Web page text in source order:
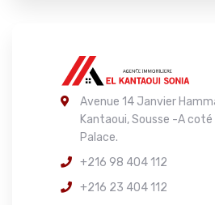
Avenue 14 Janvier
Kantaoui, Sousse -A
Palace.
+216 98 404 112
+216 23 404 112